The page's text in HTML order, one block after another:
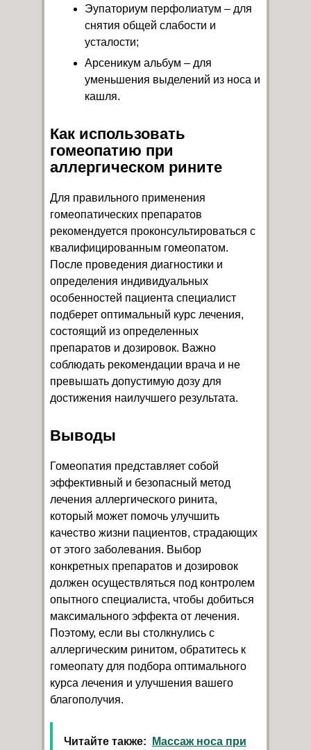
Эупаториум перфолиатум – для
снятия общей слабости и
усталости;
Арсеникум альбум – для
уменьшения выделений из носа и
кашля.
Как использовать
гомеопатию при
аллергическом рините
Для правильного применения
гомеопатических препаратов
рекомендуется проконсультироваться с
квалифицированным гомеопатом.
После проведения диагностики и
определения индивидуальных
особенностей пациента специалист
подберет оптимальный курс лечения,
состоящий из определенных
препаратов и дозировок. Важно
соблюдать рекомендации врача и не
превышать допустимую дозу для
достижения наилучшего результата.
Выводы
Гомеопатия представляет собой
эффективный и безопасный метод
лечения аллергического ринита,
который может помочь улучшить
качество жизни пациентов, страдающих
от этого заболевания. Выбор
конкретных препаратов и дозировок
должен осуществляться под контролем
опытного специалиста, чтобы добиться
максимального эффекта от лечения.
Поэтому, если вы столкнулись с
аллергическим ринитом, обратитесь к
гомеопату для подбора оптимального
курса лечения и улучшения вашего
благополучия.
Читайте также: Массаж носа при